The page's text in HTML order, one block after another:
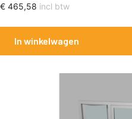
€ 465,58 incl btw
In winkelwagen